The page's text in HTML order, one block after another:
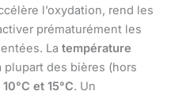
l’oxydation, rend les
prématurément les
La température
plupart des bières (hors
10°C et 15°C. Un